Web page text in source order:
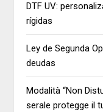
DTF UV:
rígidas
Ley de Segunda
deudas
Modalità “Non
serale protegge il